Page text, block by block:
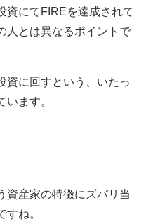
資にてFIREを達成されて
人とは異なるポイントで
資に回すという、いたっ
います。
資産家の特徴にズバリ当
すね。